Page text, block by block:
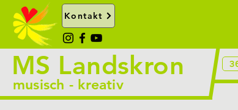
Kontakt
musisch - kreativ
MS Landskron